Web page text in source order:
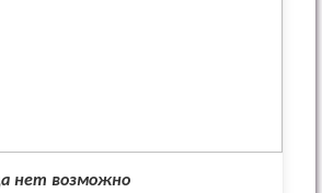
нет возможно